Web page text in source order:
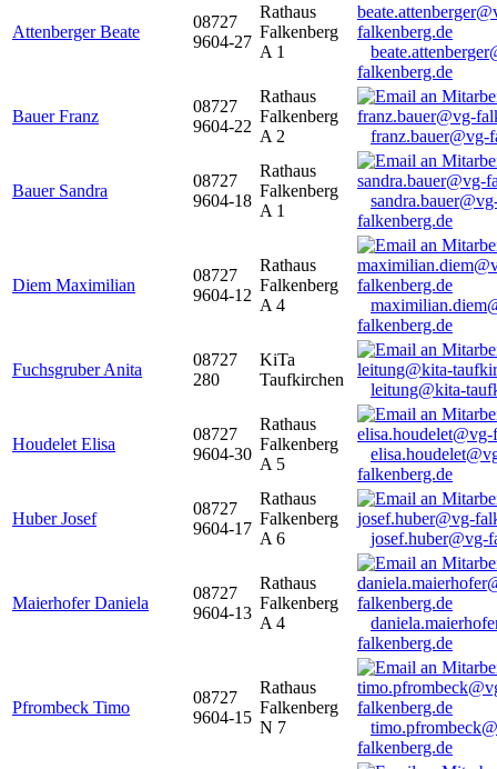
Attenberger Beate
08727
9604-27
Rathaus
Falkenberg
A 1
falkenberg.de
Bauer Franz
08727
9604-22
Rathaus
Falkenberg
A 2
franz.bauer@vg-
Bauer Sandra
08727
9604-18
Rathaus
Falkenberg
A 1
falkenberg.de
Diem Maximilian
08727
9604-12
Rathaus
Falkenberg
A 4
falkenberg.de
Fuchsgruber Anita
08727
280
KiTa
Taufkirchen
leitung@kita-
Houdelet Elisa
08727
9604-30
Rathaus
Falkenberg
A 5
falkenberg.de
Huber Josef
08727
9604-17
Rathaus
Falkenberg
A 6
josef.huber@vg-
Maierhofer Daniela
08727
9604-13
Rathaus
Falkenberg
A 4
falkenberg.de
Pfrombeck Timo
08727
9604-15
Rathaus
Falkenberg
N 7
falkenberg.de